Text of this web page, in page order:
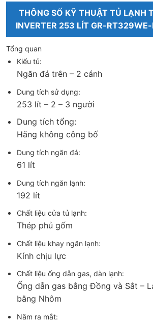
THÔNG SỐ KỸ THUẬT TỦ LẠNH
INVERTER 253 LÍT GR-
Tổng quan
Kiểu tủ:
Ngăn đá trên – 2 cánh
Dung tích sử dụng:
253 lít – 2 – 3 người
Dung tích tổng:
Hãng không công bố
Dung tích ngăn đá:
61 lít
Dung tích ngăn lạnh:
192 lít
Chất liệu cửa tủ lạnh:
Thép phủ gốm
Chất liệu khay ngăn lạnh:
Kính chịu lực
Chất liệu ống dẫn gas, dàn lạnh:
Ống dẫn gas bằng Đồng và Sắt –
bằng Nhôm
Năm ra mắt: